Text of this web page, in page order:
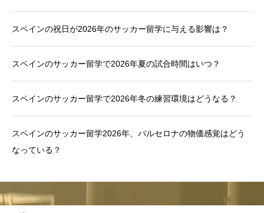
スペインの祝日が2026年のサッカー留学に与える影響は？
スペインのサッカー留学で2026年夏の試合時間はいつ？
スペインのサッカー留学で2026年冬の練習環境はどうなる？
スペインのサッカー留学2026年、バルセロナの物価感覚はどう
なっている？